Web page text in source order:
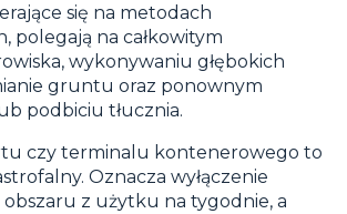
się na metodach
polegają na całkowitym
wykonywaniu głębokich
gruntu oraz ponownym
podbiciu tłucznia.
czy terminalu kontenerowego to
Oznacza wyłączenie
z użytku na tygodnie, a